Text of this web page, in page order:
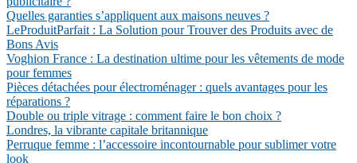
Quelles garanties s’appliquent aux maisons neuves ?
LeProduitParfait : La Solution pour Trouver des Produits avec de
Bons Avis
Voghion France : La destination ultime pour les vêtements de mode
pour femmes
Pièces détachées pour électroménager : quels avantages pour les
réparations ?
Double ou triple vitrage : comment faire le bon choix ?
Londres, la vibrante capitale britannique
Perruque femme : l’accessoire incontournable pour sublimer votre
look